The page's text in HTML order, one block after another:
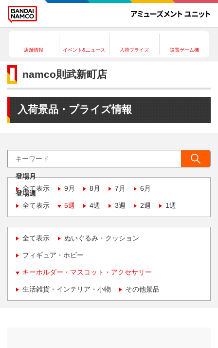
店舗情報 イベント&ニュース 入荷プライズ 設置ゲーム機
namco則武新町店
入荷景品・プライズ情報
登場月
全て表示
9月 8月 7月 6月
登場週
全て表示
5週 4週 3週 2週 1週
全て表示 ぬいぐるみ・クッション
フィギュア・ホビー
キーホルダー・マスコット・アクセサリー
生活雑貨・インテリア・小物 その他景品